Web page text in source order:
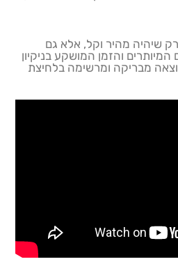
שיהיה מהיר וקל, אלא גם
והזמן המושקע בניקיון
מבריקה ומרשימה בלחיצת